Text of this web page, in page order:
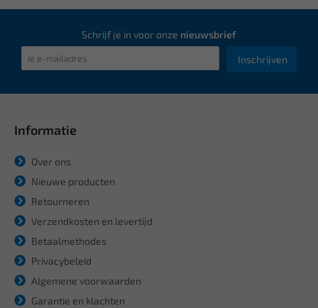
Schrijf je in voor onze nieuwsbrief
Inschrijven
Informatie
Over ons
Nieuwe producten
Retourneren
Verzendkosten en levertijd
Betaalmethodes
Privacybeleid
Algemene voorwaarden
Garantie en klachten